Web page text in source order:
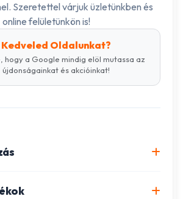
Szeretettel várjuk üzletünkben és
online felületünkön is!
Kedveled Oldalunkat?
hogy a Google mindig elöl mutassa az
újdonságainkat és akcióinkat!